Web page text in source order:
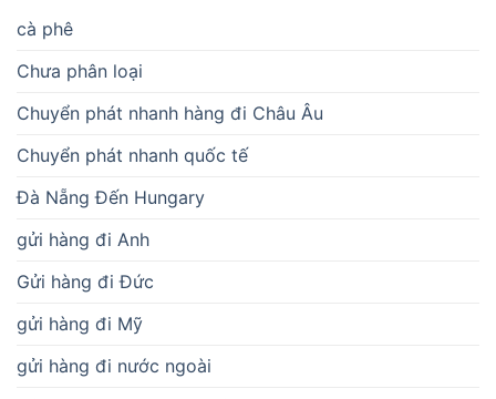
cà phê
Chưa phân loại
Chuyển phát nhanh hàng đi Châu Âu
Chuyển phát nhanh quốc tế
Đà Nẵng Đến Hungary
gửi hàng đi Anh
Gửi hàng đi Đức
gửi hàng đi Mỹ
gửi hàng đi nước ngoài